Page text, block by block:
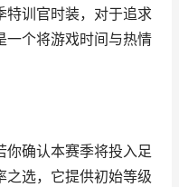
特训官时装，对于追求
一个将游戏时间与热情
你确认本赛季将投入足
之选，它提供初始等级